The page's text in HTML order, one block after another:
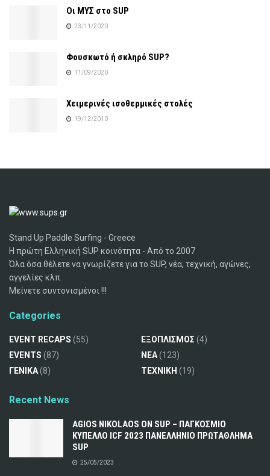
Οι ΜΥΣ στο SUP
23/11/2020
Φουσκωτό ή σκληρό SUP?
11/09/2020
Χειμερινές ισοθερμικές στολές
19/12/2010
Stand Up Paddle Surfing - Greece
Η πρώτη Ελληνική SUP κοινότητα - Από το 2007
Όλα όσα θέλετε να γνωρίζετε για το SUP, νέα, τεχνική, αγώνες,
αγγελίες κλπ.
Μείνετε συντονισμένοι !!!
Categories
EVENT RECAPS (55)
EVENTS (87)
ΓΕΝΙΚΑ(8)
ΕΞΟΠΛΙΣΜΟΣ (4)
ΝΕΑ(123)
ΤΕΧΝΙΚΗ (19)
Recent News
AGIOS NIKOLAOS ON SUP – ΠΑΓΚΟΣΜΙΟ
ΚΥΠΕΛΛΟ ICF 2023 ΠΑΝΕΛΛΗΝΙΟ ΠΡΩΤΑΘΛΗΜΑ
SUP
25/05/2023